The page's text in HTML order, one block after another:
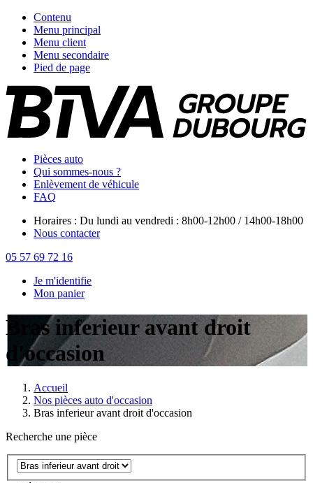
Contenu
Menu principal
Menu client
Menu secondaire
Pied de page
Pièces auto
Qui sommes-nous ?
Enlèvement de véhicule
FAQ
Horaires : Du lundi au vendredi : 8h00-12h00 / 14h00-18h00
Nous contacter
05 57 69 72 16
Je m'identifie
Mon panier
Bras inferieur avant droit
d'occasion
Accueil
Nos pièces auto d'occasion
Bras inferieur avant droit d'occasion
Recherche une pièce